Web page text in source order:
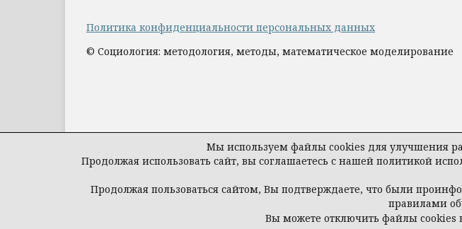
Политика конфиденциальности персональных данных
© Социология: методология, методы, математическое моделирование
Мы используем файлы cookies для улучшения
Продолжая использовать сайт, вы соглашаетесь с нашей политикой
Продолжая пользоваться сайтом, Вы подтверждаете, что были
правилами
Вы можете отключить файлы cookies